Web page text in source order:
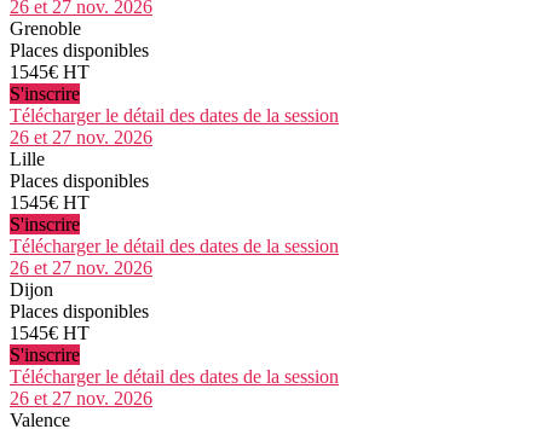
26 et 27 nov. 2026
Grenoble
Places disponibles
1545€ HT
S'inscrire
Télécharger le détail des dates de la session
26 et 27 nov. 2026
Lille
Places disponibles
1545€ HT
S'inscrire
Télécharger le détail des dates de la session
26 et 27 nov. 2026
Dijon
Places disponibles
1545€ HT
S'inscrire
Télécharger le détail des dates de la session
26 et 27 nov. 2026
Valence